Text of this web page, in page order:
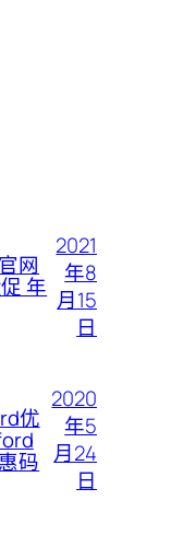
网
年
2021
年8
月15
日
优
码
2020
年5
月24
日